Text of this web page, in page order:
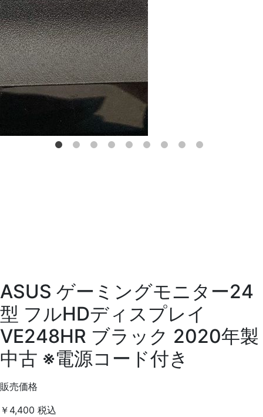
ASUS ゲーミングモニター24
型 フルHDディスプレイ
VE248HR ブラック 2020年製
中古 ※電源コード付き
販売価格
￥4,400 税込